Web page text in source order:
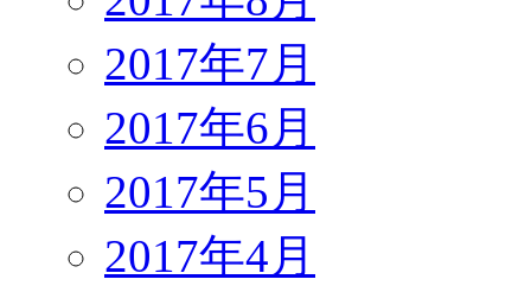
2017年7月
2017年6月
2017年5月
2017年4月